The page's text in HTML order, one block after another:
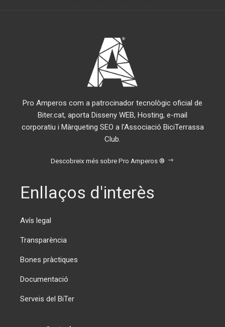
Pro Amperos com a patrocinador tecnològic oficial de
Biter.cat, aporta Disseny WEB, Hosting, e-mail
corporatiu i Màrqueting SEO a l'Associació BiciTerrassa
Club.
Descobreix més sobre Pro Amperos ®
Enllaços d'interès
Avís legal
Transparència
Bones pràctiques
Documentació
Serveis del BiTer